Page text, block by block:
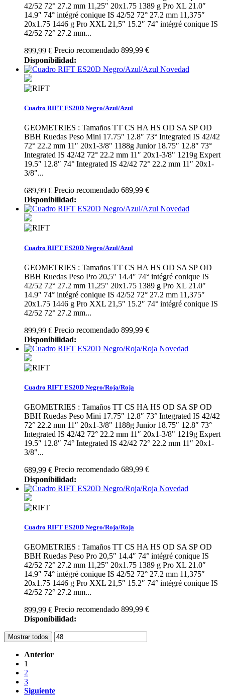
42/52 72° 27.2 mm 11,25″ 20x1.75 1389 g Pro XL 21.0″
14.9″ 74° intégré conique IS 42/52 72° 27.2 mm 11,375″
20x1.75 1446 g Pro XXL 21,5″ 15.2″ 74° intégré conique IS
42/52 72° 27.2 mm...
899,99 € Precio recomendado 899,99 €
Disponibilidad:
Novedad
Cuadro RIFT ES20D Negro/Azul/Azul
GEOMETRIES : Tamaños TT CS HA HS OD SA SP OD
BBH Ruedas Peso Mini 17.75″ 12.8″ 73° Integrated IS 42/42
72° 22.2 mm 11″ 20x1-3/8" 1188g Junior 18.75″ 12.8″ 73°
Integrated IS 42/42 72° 22.2 mm 11″ 20x1-3/8" 1219g Expert
19.5″ 12.8″ 74° Integrated IS 42/42 72° 22.2 mm 11″ 20x1-
3/8"...
689,99 € Precio recomendado 689,99 €
Disponibilidad:
Novedad
Cuadro RIFT ES20D Negro/Azul/Azul
GEOMETRIES : Tamaños TT CS HA HS OD SA SP OD
BBH Ruedas Peso Pro 20,5″ 14.4″ 74° intégré conique IS
42/52 72° 27.2 mm 11,25″ 20x1.75 1389 g Pro XL 21.0″
14.9″ 74° intégré conique IS 42/52 72° 27.2 mm 11,375″
20x1.75 1446 g Pro XXL 21,5″ 15.2″ 74° intégré conique IS
42/52 72° 27.2 mm...
899,99 € Precio recomendado 899,99 €
Disponibilidad:
Novedad
Cuadro RIFT ES20D Negro/Roja/Roja
GEOMETRIES : Tamaños TT CS HA HS OD SA SP OD
BBH Ruedas Peso Mini 17.75″ 12.8″ 73° Integrated IS 42/42
72° 22.2 mm 11″ 20x1-3/8" 1188g Junior 18.75″ 12.8″ 73°
Integrated IS 42/42 72° 22.2 mm 11″ 20x1-3/8" 1219g Expert
19.5″ 12.8″ 74° Integrated IS 42/42 72° 22.2 mm 11″ 20x1-
3/8"...
689,99 € Precio recomendado 689,99 €
Disponibilidad:
Novedad
Cuadro RIFT ES20D Negro/Roja/Roja
GEOMETRIES : Tamaños TT CS HA HS OD SA SP OD
BBH Ruedas Peso Pro 20,5″ 14.4″ 74° intégré conique IS
42/52 72° 27.2 mm 11,25″ 20x1.75 1389 g Pro XL 21.0″
14.9″ 74° intégré conique IS 42/52 72° 27.2 mm 11,375″
20x1.75 1446 g Pro XXL 21,5″ 15.2″ 74° intégré conique IS
42/52 72° 27.2 mm...
899,99 € Precio recomendado 899,99 €
Disponibilidad:
Mostrar todos
Anterior
1
2
3
Siguiente